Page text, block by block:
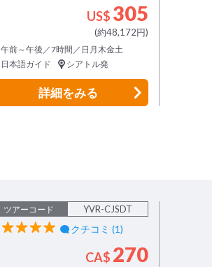
US$ 305
(約48,172円)
午前～午後／7時間／日月木金土
日本語ガイド
シアトル発
詳細をみる
ツアーコード YVR-CJSDT
クチコミ (1)
CA$ 270